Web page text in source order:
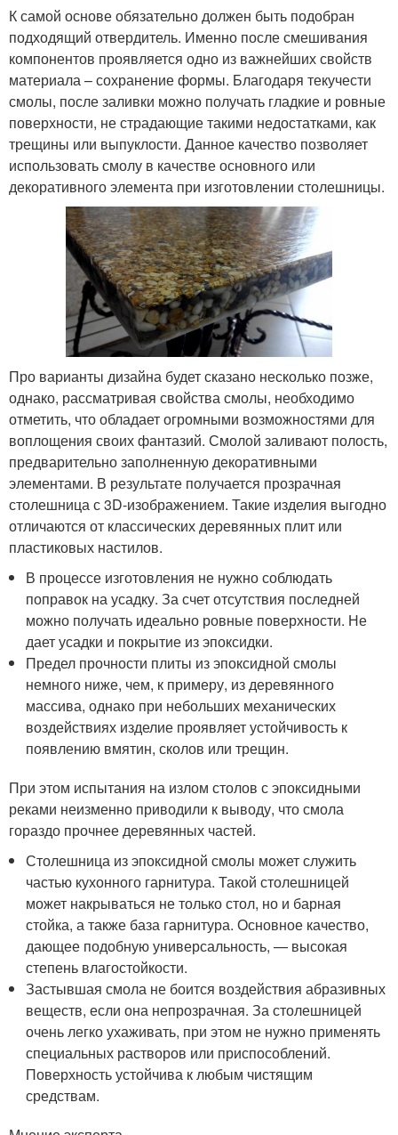
К самой основе обязательно должен быть подобран
подходящий отвердитель. Именно после смешивания
компонентов проявляется одно из важнейших свойств
материала – сохранение формы. Благодаря текучести
смолы, после заливки можно получать гладкие и ровные
поверхности, не страдающие такими недостатками, как
трещины или выпуклости. Данное качество позволяет
использовать смолу в качестве основного или
декоративного элемента при изготовлении столешницы.
Про варианты дизайна будет сказано несколько позже,
однако, рассматривая свойства смолы, необходимо
отметить, что обладает огромными возможностями для
воплощения своих фантазий. Смолой заливают полость,
предварительно заполненную декоративными
элементами. В результате получается прозрачная
столешница с 3D-изображением. Такие изделия выгодно
отличаются от классических деревянных плит или
пластиковых настилов.
В процессе изготовления не нужно соблюдать
поправок на усадку. За счет отсутствия последней
можно получать идеально ровные поверхности. Не
дает усадки и покрытие из эпоксидки.
Предел прочности плиты из эпоксидной смолы
немного ниже, чем, к примеру, из деревянного
массива, однако при небольших механических
воздействиях изделие проявляет устойчивость к
появлению вмятин, сколов или трещин.
При этом испытания на излом столов с эпоксидными
реками неизменно приводили к выводу, что смола
гораздо прочнее деревянных частей.
Столешница из эпоксидной смолы может служить
частью кухонного гарнитура. Такой столешницей
может накрываться не только стол, но и барная
стойка, а также база гарнитура. Основное качество,
дающее подобную универсальность, — высокая
степень влагостойкости.
Застывшая смола не боится воздействия абразивных
веществ, если она непрозрачная. За столешницей
очень легко ухаживать, при этом не нужно применять
специальных растворов или приспособлений.
Поверхность устойчива к любым чистящим
средствам.